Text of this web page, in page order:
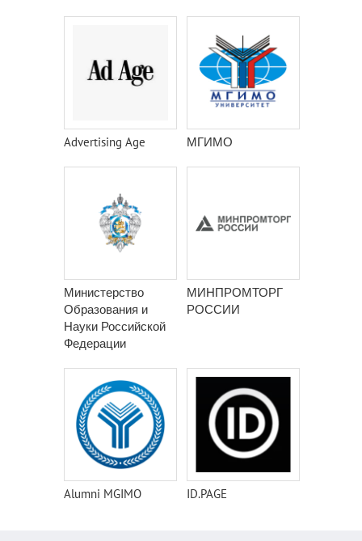
Advertising Age МГИМО
Министерство
Образования и
Науки Российской
Федерации
МИНПРОМТОРГ
РОССИИ
Alumni MGIMO ID.PAGE